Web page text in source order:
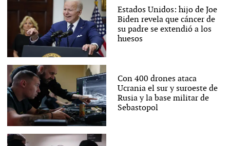
Estados Unidos: hijo de Joe
Biden revela que cáncer de
su padre se extendió a los
huesos
Con 400 drones ataca
Ucrania el sur y suroeste de
Rusia y la base militar de
Sebastopol